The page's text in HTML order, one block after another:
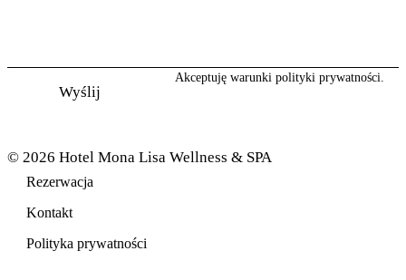
Akceptuję warunkipolityki prywatności
© 2026 Hotel Mona Lisa Wellness & SPA
Rezerwacja
Kontakt
Polityka prywatności